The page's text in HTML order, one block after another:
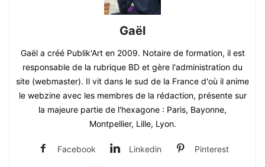
Gaël
Gaël a créé Publik'Art en 2009. Notaire de formation, il est
responsable de la rubrique BD et gère l'administration du
site (webmaster). Il vit dans le sud de la France d'où il anime
le webzine avec les membres de la rédaction, présente sur
la majeure partie de l'hexagone : Paris, Bayonne,
Montpellier, Lille, Lyon.
Facebook Linkedin Pinterest